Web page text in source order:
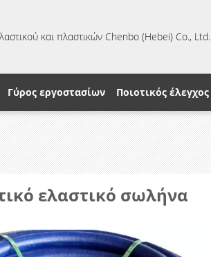
και πλαστικών Chenbo (Hebei) Co., Ltd.
Γύρος εργοστασίων Ποιοτικός έλεγχος
ελαστικό σωλήνα